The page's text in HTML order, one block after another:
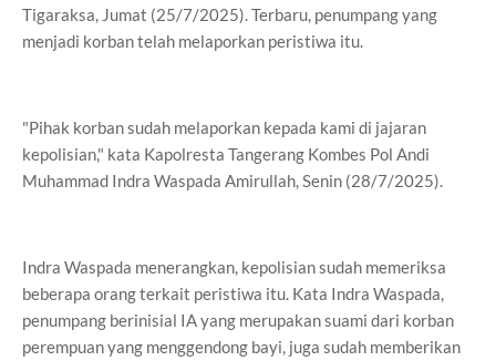
Tigaraksa, Jumat (25/7/2025). Terbaru, penumpang yang
menjadi korban telah melaporkan peristiwa itu.
"Pihak korban sudah melaporkan kepada kami di jajaran
kepolisian," kata Kapolresta Tangerang Kombes Pol Andi
Muhammad Indra Waspada Amirullah, Senin (28/7/2025).
Indra Waspada menerangkan, kepolisian sudah memeriksa
beberapa orang terkait peristiwa itu. Kata Indra Waspada,
penumpang berinisial IA yang merupakan suami dari korban
perempuan yang menggendong bayi, juga sudah memberikan